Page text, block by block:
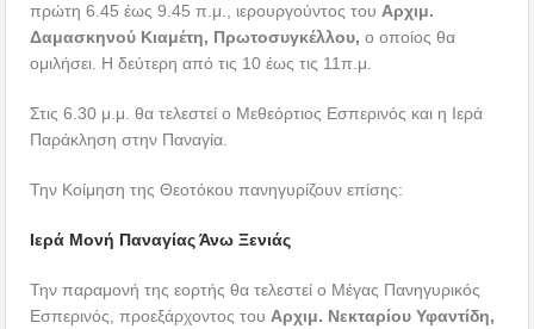
πρώτη 6.45 έως 9.45 π.μ., ιερουργούντος του Αρχιμ.
Δαμασκηνού Κιαμέτη, Πρωτοσυγκέλλου,ο οποίος θα
ομιλήσει. Η δεύτερη από τις 10 έως τις 11π.μ.
Στις 6.30 μ.μ. θα τελεστεί ο Μεθεόρτιος Εσπερινός και η Ιερά
Παράκληση στην Παναγία.
Την Κοίμηση της Θεοτόκου πανηγυρίζουν επίσης:
Ιερά Μονή Παναγίας Άνω Ξενιάς
Την παραμονή της εορτής θα τελεστεί ο Μέγας Πανηγυρικός
Εσπερινός, προεξάρχοντος του Αρχιμ. Νεκταρίου Υφαντίδη,